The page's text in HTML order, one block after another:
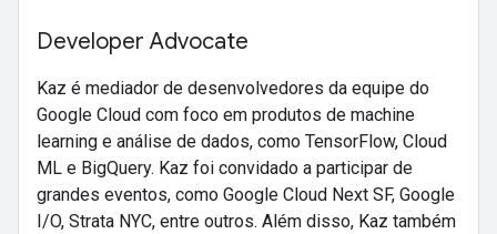
Developer Advocate
Kaz é mediador de desenvolvedores da equipe do
Google Cloud com foco em produtos de machine
learning e análise de dados, como TensorFlow, Cloud
ML e BigQuery. Kaz foi convidado a participar de
grandes eventos, como Google Cloud Next SF, Google
I/O, Strata NYC, entre outros. Além disso, Kaz também